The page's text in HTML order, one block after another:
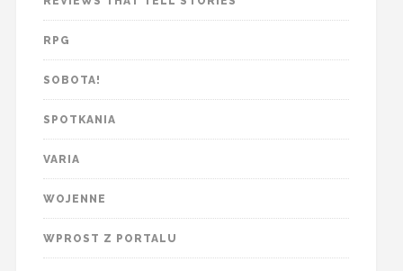
RPG
SOBOTA!
SPOTKANIA
VARIA
WOJENNE
WPROST Z PORTALU